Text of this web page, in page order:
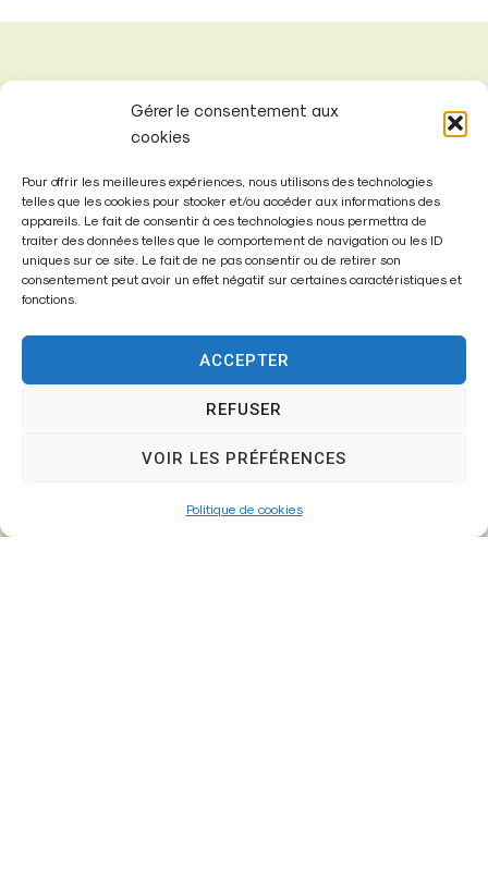
Gérer le consentement aux
cookies
Pour offrir les meilleures expériences, nous utilisons des technologies
telles que les cookies pour stocker et/ou accéder aux informations des
appareils. Le fait de consentir à ces technologies nous permettra de
traiter des données telles que le comportement de navigation ou les ID
uniques sur ce site. Le fait de ne pas consentir ou de retirer son
consentement peut avoir un effet négatif sur certaines caractéristiques et
fonctions.
ACCEPTER
REFUSER
VOIR LES PRÉFÉRENCES
Politique de cookies
Fontenay-Trésigny
26 Av. du Général de Gaulle
77610 – Fontenay-Trésigny